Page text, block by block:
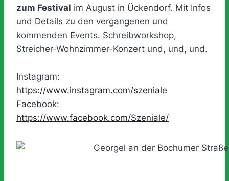
zum Festival im August in Ückendorf. Mit Infos
und Details zu den vergangenen und
kommenden Events. Schreibworkshop,
Streicher-Wohnzimmer-Konzert und, und, und.
Instagram:
https://www.instagram.com/szeniale
Facebook:
https://www.facebook.com/Szeniale/